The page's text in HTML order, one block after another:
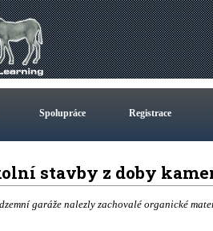
Spolupráce Registrace
stavby z doby
garáže nalezly zachovalé organické